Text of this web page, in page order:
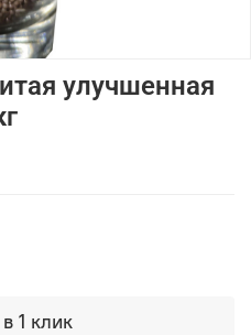
улучшенная
1 клик